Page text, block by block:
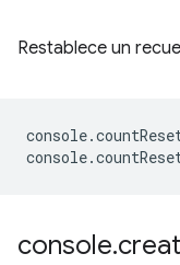
Restablece un
console.
console.
console.